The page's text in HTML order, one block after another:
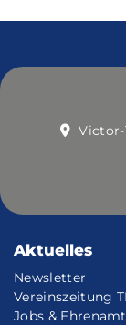
Victor-
Aktuelles
Newsletter
Vereinszeitung
Jobs & Ehrenamt